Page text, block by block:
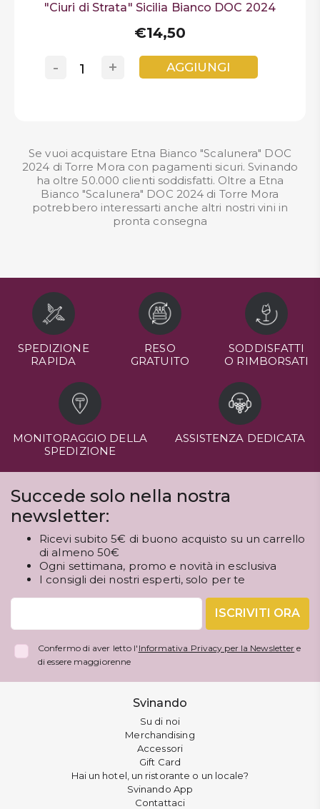
"Ciuri di Strata" Sicilia Bianco DOC 2024
€14,50
+
- AGGIUNGI
Se vuoi acquistare Etna Bianco "Scalunera" DOC
2024 di Torre Mora con pagamenti sicuri. Svinando
ha oltre 50.000 clienti soddisfatti. Oltre a Etna
Bianco "Scalunera" DOC 2024 di Torre Mora
potrebbero interessarti anche altri nostrivini in
pronta consegna
SPEDIZIONE
RAPIDA
RESO
GRATUITO
SODDISFATTI
O RIMBORSATI
MONITORAGGIO DELLA
SPEDIZIONE
ASSISTENZA DEDICATA
Succede solo nella nostra
newsletter:
Ricevi subito 5€ di buono acquisto su un carrello
di almeno 50€
Ogni settimana, promo e novità in esclusiva
I consigli dei nostri esperti, solo per te
ISCRIVITI ORA
Confermo di aver letto l' Informativa Privacy per la Newsletter e
di essere maggiorenne
Svinando
Su di noi
Merchandising
Accessori
Gift Card
Hai un hotel, un ristorante o un locale?
Svinando App
Contattaci